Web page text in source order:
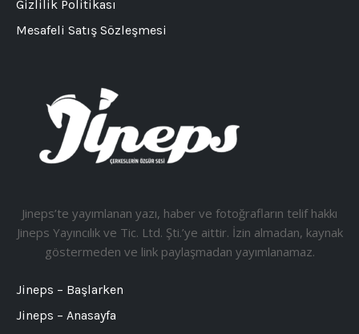
Jineps’te yayımlanan yazı, haber ve fotoğrafların telif hakkı
Jineps Yayıncılık ve Tic. Ltd. Şti.’ye aittir. İzin almadan, kaynak
göstermeden ve link paylaşmadan yayımlanamaz.
Jineps – Başlarken
Jineps – Anasayfa
Gizlilik Politikası
Mesafeli Satış Sözleşmesi